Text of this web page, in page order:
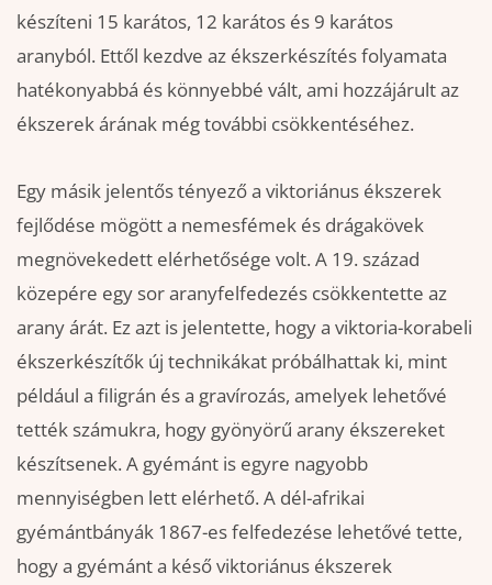
készíteni 15 karátos, 12 karátos és 9 karátos
aranyból. Ettől kezdve az ékszerkészítés folyamata
hatékonyabbá és könnyebbé vált, ami hozzájárult az
ékszerek árának még további csökkentéséhez.
Egy másik jelentős tényező a viktoriánus ékszerek
fejlődése mögött a nemesfémek és drágakövek
megnövekedett elérhetősége volt. A 19. század
közepére egy sor aranyfelfedezés csökkentette az
arany árát. Ez azt is jelentette, hogy a viktoria-korabeli
ékszerkészítők új technikákat próbálhattak ki, mint
például a filigrán és a gravírozás, amelyek lehetővé
tették számukra, hogy gyönyörű arany ékszereket
készítsenek. A gyémánt is egyre nagyobb
mennyiségben lett elérhető. A dél-afrikai
gyémántbányák 1867-es felfedezése lehetővé tette,
hogy a gyémánt a késő viktoriánus ékszerek